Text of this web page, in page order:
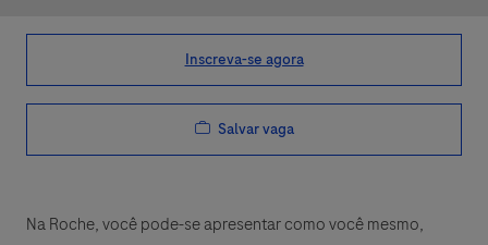
Inscreva-se agora
Salvar vaga
Na Roche, você pode-se apresentar como você mesmo,